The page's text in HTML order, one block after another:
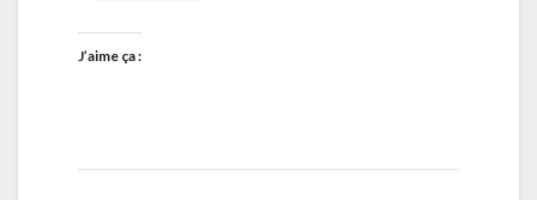
J’aime ça :